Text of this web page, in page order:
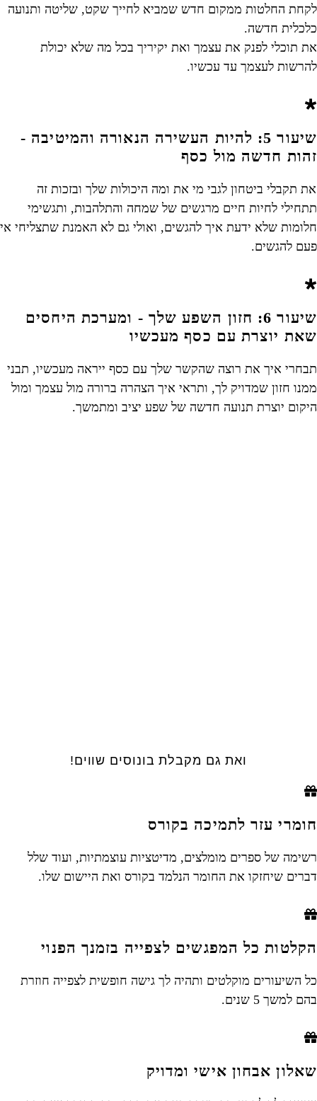
לקחת החלטות ממקום חדש שמביא לחייך שקט, שליטה ותנועה
כלכלית חדשה.
את תוכלי לפנק את עצמך ואת יקיריך בכל מה שלא יכולת
להרשות לעצמך עד עכשיו.
שיעור 5: להיות העשירה הנאורה והמיטיבה -
זהות חדשה מול כסף
ביטחון לגבי מי את ומה היכולות שלך ובזכות זה
תתחילי לחיות חיים מרגשים של שמחה והתלהבות, ותגשימי
חלומות שלא ידעת איך להגשים, ואולי גם לא האמנת שתצליחי אי
פעם להגשים.
שיעור 6: חזון השפע שלך - ומערכת היחסים
שאת יוצרת עם כסף מעכשיו
תבחרי איך את רוצה שהקשר שלך עם כסף ייראה מעכשיו, תבני
ממנו חזון שמדויק לך, ותראי איך הצהרה ברורה מול עצמך ומול
היקום יוצרת תנועה חדשה של שפע יציב ומתמשך.
ואת גם מקבלת בונוסים שווים!
חומרי עזר לתמיכה בקורס
רשימה של ספרים מומלצים, מדיטציות עוצמתיות, ועוד שלל
דברים שיחזקו את החומר הנלמד בקורס ואת היישום שלו.
הקלטות כל המפגשים לצפייה בזמנך הפנוי
כל השיעורים מוקלטים ותהיה לך גישה חופשית לצפייה חוזרת
בהם למשך 5 שנים.
שאלון אבחון אישי ומדויק